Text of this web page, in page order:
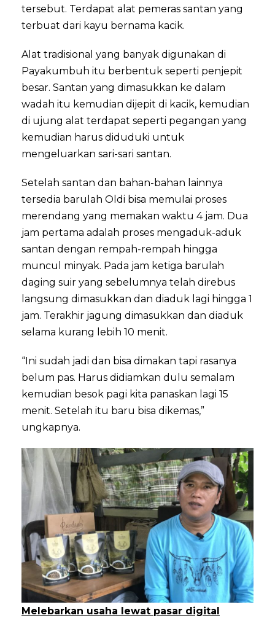
tersebut. Terdapat alat pemeras santan yang
terbuat dari kayu bernama kacik.
Alat tradisional yang banyak digunakan di
Payakumbuh itu berbentuk seperti penjepit
besar. Santan yang dimasukkan ke dalam
wadah itu kemudian dijepit di kacik, kemudian
di ujung alat terdapat seperti pegangan yang
kemudian harus diduduki untuk
mengeluarkan sari-sari santan.
Setelah santan dan bahan-bahan lainnya
tersedia barulah Oldi bisa memulai proses
merendang yang memakan waktu 4 jam. Dua
jam pertama adalah proses mengaduk-aduk
santan dengan rempah-rempah hingga
muncul minyak. Pada jam ketiga barulah
daging suir yang sebelumnya telah direbus
langsung dimasukkan dan diaduk lagi hingga 1
jam. Terakhir jagung dimasukkan dan diaduk
selama kurang lebih 10 menit.
“Ini sudah jadi dan bisa dimakan tapi rasanya
belum pas. Harus didiamkan dulu semalam
kemudian besok pagi kita panaskan lagi 15
menit. Setelah itu baru bisa dikemas,”
ungkapnya.
Melebarkan usaha lewat pasar digital